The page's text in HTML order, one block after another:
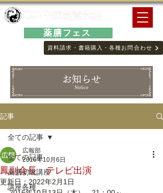
資料請求・書籍購入・各種お問合わせ
薬膳フェス
お知らせ
Notice
記事
全ての記事
薬膳初級講座
講座各種
全ての記事
鳳副会長 テレビ出演
広報部
2016年10月6日
更新日： 2022年2月1日